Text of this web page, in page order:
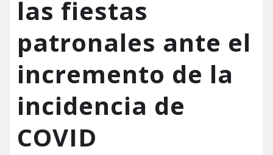
las fiestas
patronales ante el
incremento de la
incidencia de
COVID